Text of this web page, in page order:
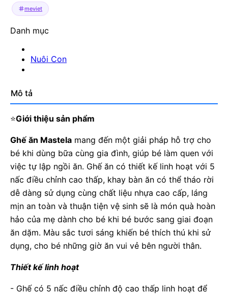
meviet
Danh mục
Nuôi Con
Mô tả
⭐Giới thiệu sản phẩm
Ghế ăn Mastela mang đến một giải pháp hỗ trợ cho
bé khi dùng bữa cùng gia đình, giúp bé làm quen với
việc tự lập ngồi ăn. Ghế ăn có thiết kế linh hoạt với 5
nấc điều chỉnh cao thấp, khay bàn ăn có thể tháo rời
dễ dàng sử dụng cùng chất liệu nhựa cao cấp, láng
mịn an toàn và thuận tiện vệ sinh sẽ là món quà hoàn
hảo của mẹ dành cho bé khi bé bước sang giai đoạn
ăn dặm. Màu sắc tươi sáng khiến bé thích thú khi sử
dụng, cho bé những giờ ăn vui vẻ bên người thân.
Thiết kế linh hoạt
- Ghế có 5 nấc điều chỉnh độ cao thấp linh hoạt để